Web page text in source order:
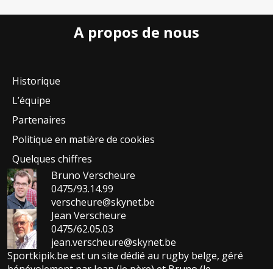
A propos de nous
Historique
L’équipe
Partenaires
Politique en matière de cookies
Quelques chiffres
Bruno Verscheure
0475/93.14.99
verscheure@skynet.be
Jean Verscheure
0475/62.05.03
jean.verscheure@skynet.be
Sportkipik.be est un site dédié au rugby belge, géré